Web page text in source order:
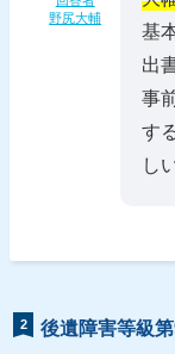
野尻大輔
基
出
事
す
し
2 後遺障害等級